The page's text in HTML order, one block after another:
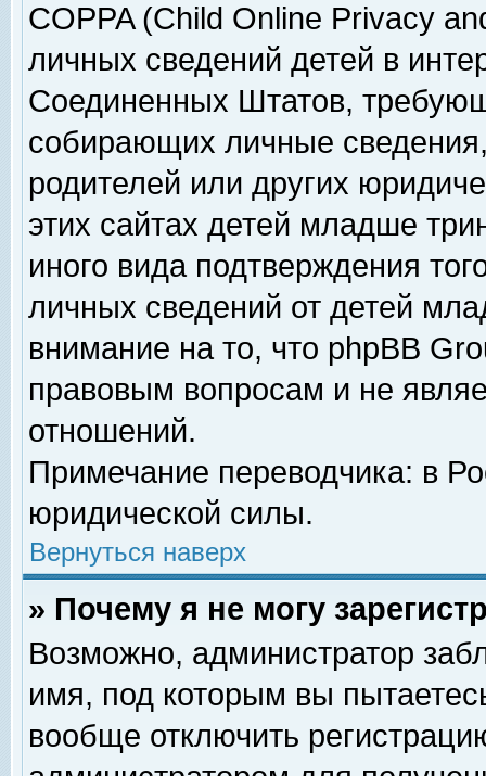
COPPA (Child Online Privacy
личных сведений детей в
Соединенных Штатов,
собирающих личные
родителей или других
этих сайтах детей младше
иного вида подтверждения
личных сведений от детей
внимание на то, что phpBB
правовым вопросам и не
отношений.
Примечание переводчика: в
юридической силы.
Вернуться наверх
» Почему я не могу
Возможно, администратор
имя, под которым вы
вообще отключить